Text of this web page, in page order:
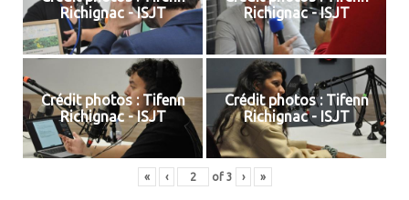
Richignac - ISJT
Richignac - ISJT
Crédit photos : Tifenn
Richignac - ISJT
Crédit photos : Tifenn
Richignac - ISJT
« ‹ of 3 › »